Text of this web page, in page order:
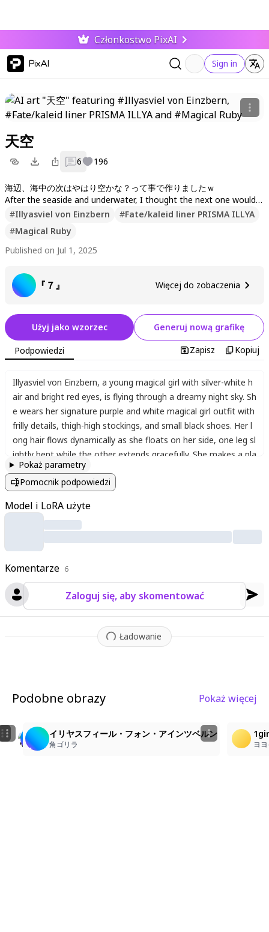
Członkostwo PixAI
PixAI Sign in
天空
6 196
海辺、海中の次はやはり空かな？って事で作りましたｗ
After the seaside and underwater, I thought the next one would b
e the sky. So I made this (*^_^*)
#Illyasviel von Einzbern #Fate/kaleid liner PRISMA ILLYA
#Magical Ruby
Published on Jul 1, 2025
『７』 Więcej do zobaczenia
Komentarze 6
Zaloguj się, aby skomentować
Ładowanie
Użyj jako wzorzec Generuj nową grafikę
Podpowiedzi Zapisz Kopiuj
Illyasviel von Einzbern, a young magical girl with silver-white h
air and bright red eyes, is flying through a dreamy night sky. Sh
e wears her signature purple and white magical girl outfit with
frilly details, thigh-high stockings, and small black shoes. Her l
ong hair flows dynamically as she floats on her side, one leg sl
ightly bent while the other extends gracefully. She makes a pla
yful V-sign with her fingers while gazing directly at the viewer
with a cheerful expression. The background features a fantast
soft glowing clouds. The atmosphere is magical and ethereal
with faint sparkles of magic energy surrounding her. The comp
osition captures her in mid-flight with a sense of weightlessne
ss and youthful energy.
Pokaż parametry
Pomocnik podpowiedzi
Model i LoRA użyte
Podobne obrazy Pokaż więcej
イリヤスフィール・フォン・アインツベルン(プリズマ☆イ
七海クリル
,Illyasviel von Einzbern, Fate, , , solo, , prisma
たつまさ
イリヤスフィール・フォン・アインツベルン
角ゴリラ ヨ